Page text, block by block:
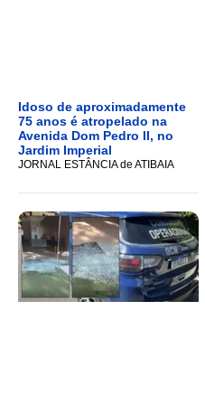
Idoso de aproximadamente
75 anos é atropelado na
Avenida Dom Pedro II, no
Jardim Imperial
JORNAL ESTÂNCIA de ATIBAIA